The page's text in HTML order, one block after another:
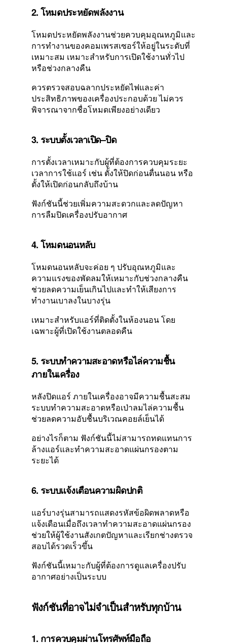
2. โหมดประหยัดพลังงาน
โหมดประหยัดพลังงานช่วยควบคุมอุณหภูมิและ
การทำงานของคอมเพรสเซอร์ให้อยู่ในระดับที่
เหมาะสม เหมาะสำหรับการเปิดใช้งานทั่วไป
หรือช่วงกลางคืน
ควรตรวจสอบฉลากประหยัดไฟและค่า
ประสิทธิภาพของเครื่องประกอบด้วย ไม่ควร
พิจารณาจากชื่อโหมดเพียงอย่างเดียว
3. ระบบตั้งเวลาเปิด–ปิด
การตั้งเวลาเหมาะกับผู้ที่ต้องการควบคุมระยะ
เวลาการใช้แอร์ เช่น ตั้งให้ปิดก่อนตื่นนอน หรือ
ตั้งให้เปิดก่อนกลับถึงบ้าน
ฟังก์ชันนี้ช่วยเพิ่มความสะดวกและลดปัญหา
การลืมปิดเครื่องปรับอากาศ
4. โหมดนอนหลับ
โหมดนอนหลับจะค่อย ๆ ปรับอุณหภูมิและ
ความแรงของพัดลมให้เหมาะกับช่วงกลางคืน
ช่วยลดความเย็นเกินไปและทำให้เสียงการ
ทำงานเบาลงในบางรุ่น
เหมาะสำหรับแอร์ที่ติดตั้งในห้องนอน โดย
เฉพาะผู้ที่เปิดใช้งานตลอดคืน
5. ระบบทำความสะอาดหรือไล่ความชื้น
ภายในเครื่อง
หลังปิดแอร์ ภายในเครื่องอาจมีความชื้นสะสม
ระบบทำความสะอาดหรือเป่าลมไล่ความชื้น
ช่วยลดความอับชื้นบริเวณคอยล์เย็นได้
อย่างไรก็ตาม ฟังก์ชันนี้ไม่สามารถทดแทนการ
ล้างแอร์และทำความสะอาดแผ่นกรองตาม
ระยะได้
6. ระบบแจ้งเตือนความผิดปกติ
แอร์บางรุ่นสามารถแสดงรหัสข้อผิดพลาดหรือ
แจ้งเตือนเมื่อถึงเวลาทำความสะอาดแผ่นกรอง
ช่วยให้ผู้ใช้งานสังเกตปัญหาและเรียกช่างตรวจ
สอบได้รวดเร็วขึ้น
ฟังก์ชันนี้เหมาะกับผู้ที่ต้องการดูแลเครื่องปรับ
อากาศอย่างเป็นระบบ
ฟังก์ชันที่อาจไม่จำเป็นสำหรับทุกบ้าน
1. การควบคุมผ่านโทรศัพท์มือถือ